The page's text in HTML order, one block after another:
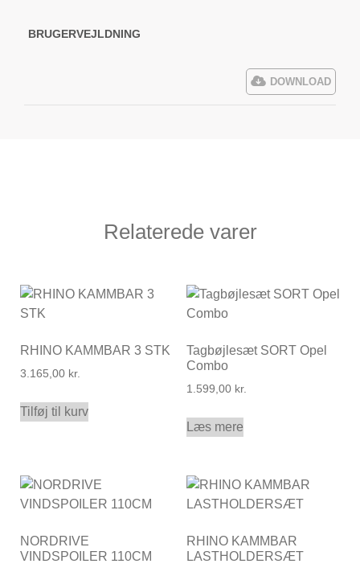
BRUGERVEJLDNING
DOWNLOAD
Relaterede varer
RHINO KAMMBAR 3 STK
3.165,00 kr.
Tilføj til kurv
Tagbøjlesæt SORT Opel
Combo
1.599,00 kr.
Læs mere
NORDRIVE
VINDSPOILER 110CM
RHINO KAMMBAR
LASTHOLDERSÆT